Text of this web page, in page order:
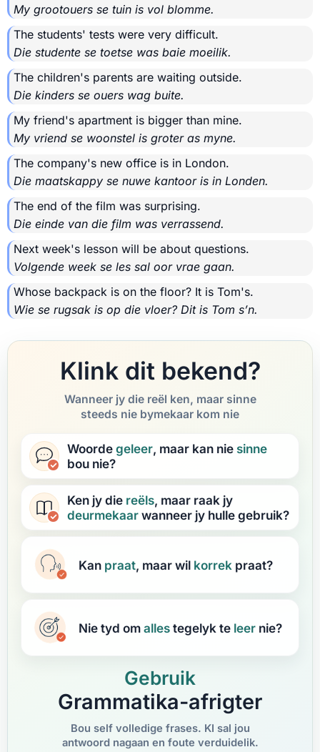
My grootouers se tuin is vol blomme.
The students' tests were very difficult.
Die studente se toetse was baie moeilik.
The children's parents are waiting outside.
Die kinders se ouers wag buite.
My friend's apartment is bigger than mine.
My vriend se woonstel is groter as myne.
The company's new office is in London.
Die maatskappy se nuwe kantoor is in Londen.
The end of the film was surprising.
Die einde van die film was verrassend.
Next week's lesson will be about questions.
Volgende week se les sal oor vrae gaan.
Whose backpack is on the floor? It is Tom's.
Wie se rugsak is op die vloer? Dit is Tom s’n.
Klink dit bekend?
Wanneer jy die reël ken, maar sinne
steeds nie bymekaar kom nie
Woordegeleer, maar kan nie sinne
bou nie?
Ken jy die reëls, maar raak jy
deurmekaarwanneer jy hulle gebruik?
Kan praat, maar wil korrek praat?
Nie tyd omallestegelyk te leer nie?
Gebruik
Grammatika-afrigter
Bou self volledige frases. KI sal jou
antwoord nagaan en foute verduidelik.